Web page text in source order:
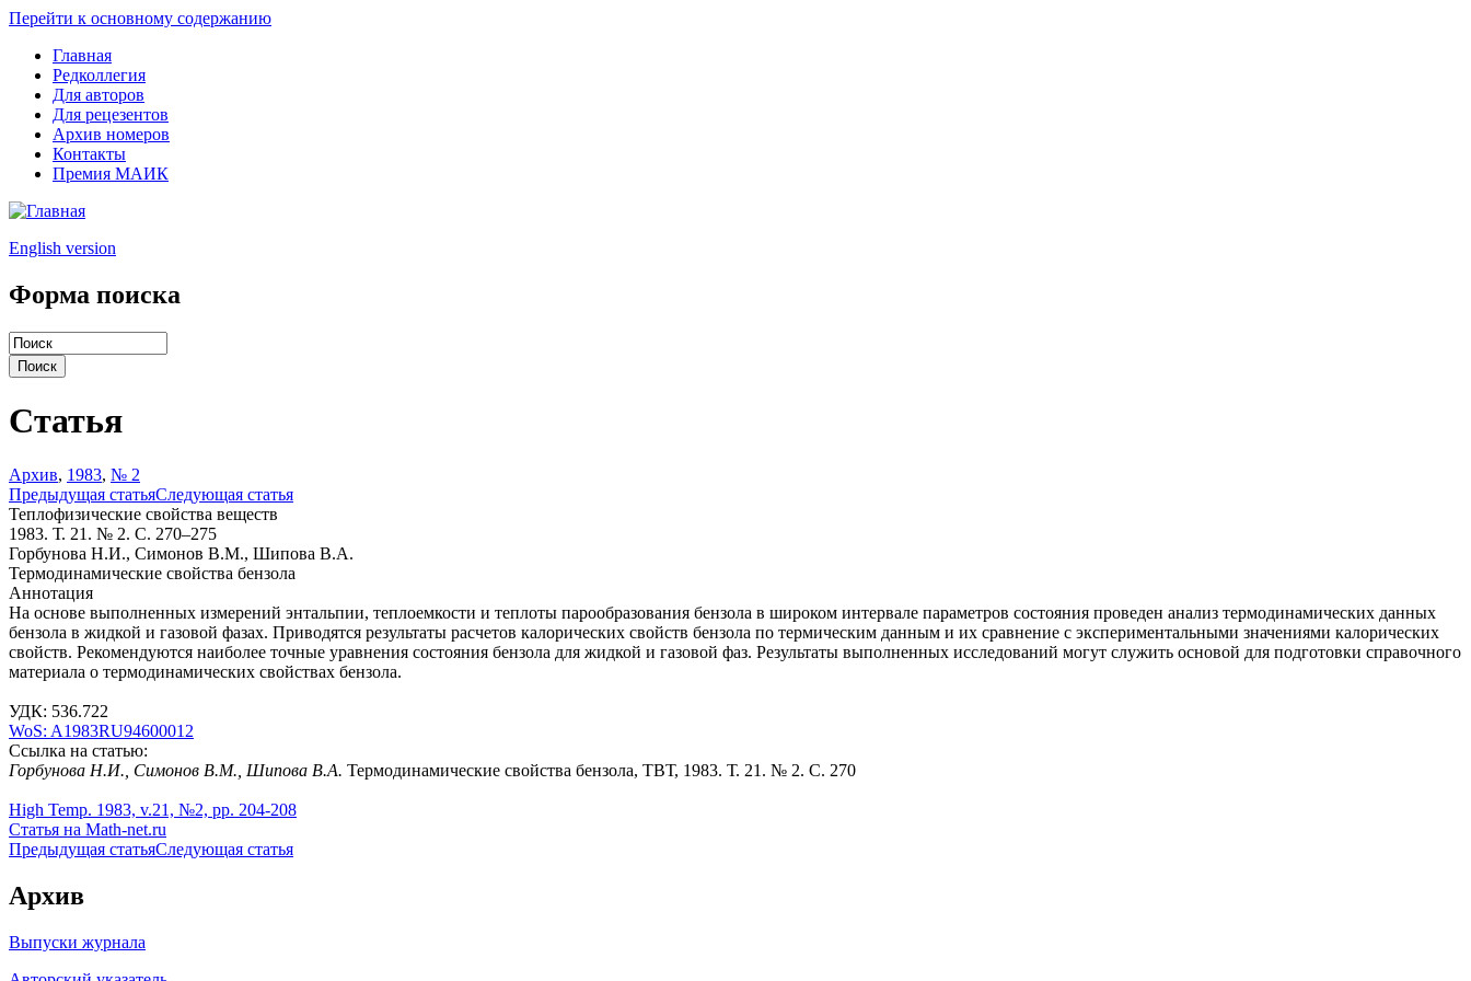
Перейти к основному содержанию
Главная
Редколлегия
Для авторов
Для рецезентов
Архив номеров
Контакты
Премия МАИК
English version
Форма поиска
Статья
Архив, 1983, № 2
Предыдущая статьяСледующая статья
Теплофизические свойства веществ
1983. Т. 21. № 2. С. 270–275
Горбунова Н.И., Симонов В.М., Шипова В.А.
Термодинамические свойства бензола
Аннотация
На основе выполненных измерений энтальпии, теплоемкости и теплоты парообразования бензола в широком интервале параметров состояния проведен анализ термодинамических данных
бензола в жидкой и газовой фазах. Приводятся результаты расчетов калорических свойств бензола по термическим данным и их сравнение с экспериментальными значениями калорических
свойств. Рекомендуются наиболее точные уравнения состояния бензола для жидкой и газовой фаз. Результаты выполненных исследований могут служить основой для подготовки справочного
материала о термодинамических свойствах бензола.
УДК: 536.722
WoS: A1983RU94600012
Ссылка на статью:
Горбунова Н.И., Симонов В.М., Шипова В.А. Термодинамические свойства бензола, ТВТ, 1983. Т. 21. № 2. С. 270
High Temp. 1983, v.21, №2, pp. 204-208
Статья на Math-net.ru
Предыдущая статьяСледующая статья
Архив
Выпуски журнала